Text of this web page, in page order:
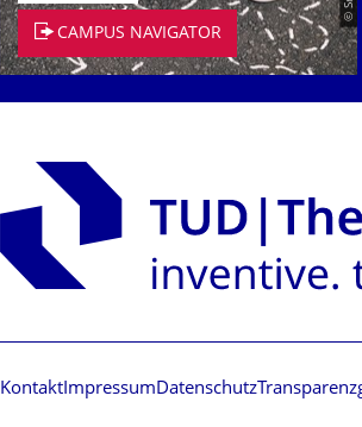
CAMPUS NAVIGATOR
KontaktImpressumDatenschutz